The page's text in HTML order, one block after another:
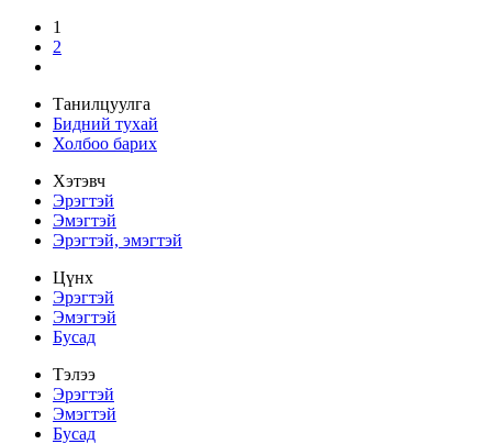
1
2
Танилцуулга
Бидний тухай
Холбоо барих
Хэтэвч
Эрэгтэй
Эмэгтэй
Эрэгтэй, эмэгтэй
Цүнх
Эрэгтэй
Эмэгтэй
Бусад
Тэлээ
Эрэгтэй
Эмэгтэй
Бусад